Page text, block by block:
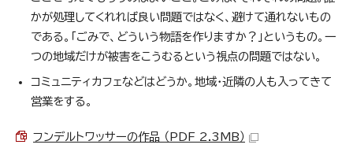
かが処理してくれれば良い問題ではなく、避けて通れないもの
である。「ごみで、どういう物語を作りますか？」というもの。一
つの地域だけが被害をこうむるという視点の問題ではない。
コミュニティカフェなどはどうか。地域・近隣の人も入ってきて
営業をする。
フンデルトワッサーの作品 （PDF 2.3MB）